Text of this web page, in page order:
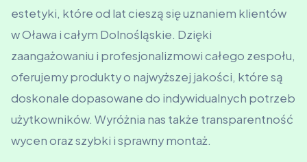
estetyki, które od lat cieszą się uznaniem klientów
w Oława i całym Dolnośląskie. Dzięki
zaangażowaniu i profesjonalizmowi całego zespołu,
oferujemy produkty o najwyższej jakości, które są
doskonale dopasowane do indywidualnych potrzeb
użytkowników. Wyróżnia nas także transparentność
wycen oraz szybki i sprawny montaż.